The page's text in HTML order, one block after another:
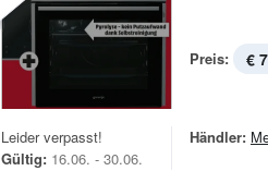
Preis: €
Leider verpasst!
Gültig: 16.06. - 30.06.
Händler: